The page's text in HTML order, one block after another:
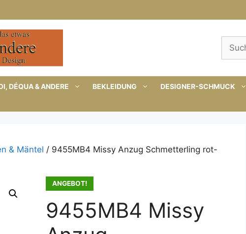
Suchen
nach:
DÉQUA & ANDERE BEKLEIDUNG DESIGNER-SCHMUCK
& Mäntel / 9455MB4 Missy Anzug Schmetterling rot-
ANGEBOT!
9455MB4 Missy